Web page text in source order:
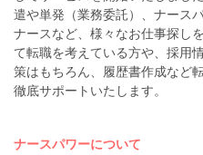
遣や単発（業務委託）、ナース
ナースなど、様々なお仕事探し
て転職を考えている方や、採用
策はもちろん、履歴書作成など
徹底サポートいたします。
ナースパワーについて